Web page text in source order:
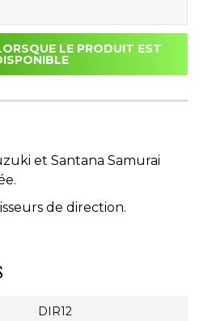
LE PRODUIT EST
et Santana Samurai
de direction.
DIR12